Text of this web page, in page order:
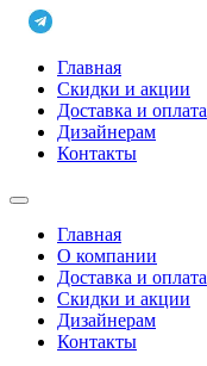
Главная
Скидки и акции
Доставка и оплата
Дизайнерам
Контакты
Главная
О компании
Доставка и оплата
Скидки и акции
Дизайнерам
Контакты